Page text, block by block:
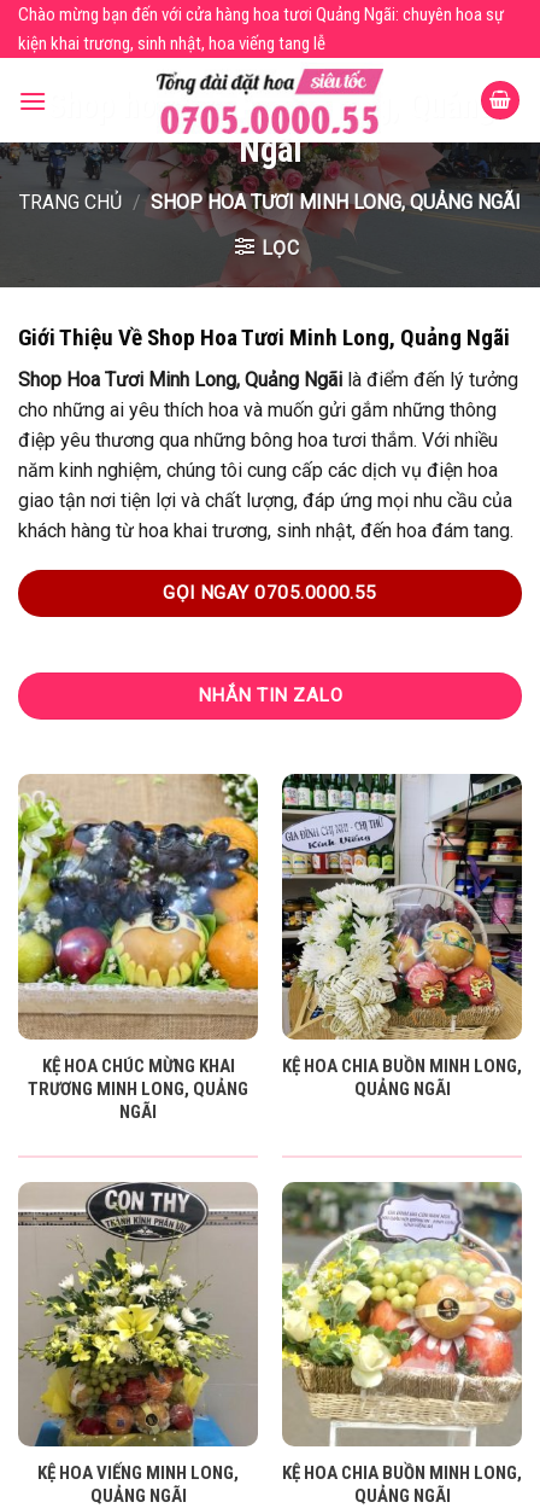
SkipChào mừng bạn đến với cửa hàng hoa tươi Quảng Ngãi: chuyên hoa sự
kiện khai trương, sinh nhật, hoa viếng tang lễ
Shop hoa tươi Minh Long, Quảng
Ngãi
TRANG CHỦ / SHOP HOA TƯƠI MINH LONG, QUẢNG NGÃI
LỌC
Giới Thiệu Về Shop Hoa Tươi Minh Long, Quảng Ngãi
Shop Hoa Tươi Minh Long, Quảng Ngãi là điểm đến lý tưởng
cho những ai yêu thích hoa và muốn gửi gắm những thông
điệp yêu thương qua những bông hoa tươi thắm. Với nhiều
năm kinh nghiệm, chúng tôi cung cấp các dịch vụ điện hoa
giao tận nơi tiện lợi và chất lượng, đáp ứng mọi nhu cầu của
khách hàng từ hoa khai trương, sinh nhật, đến hoa đám tang.
GỌI NGAY 0705.0000.55
NHẮN TIN ZALO
KỆ HOA CHÚC MỪNG KHAI
TRƯƠNG MINH LONG, QUẢNG
NGÃI
KỆ HOA CHIA BUỒN MINH LONG,
QUẢNG NGÃI
KỆ HOA VIẾNG MINH LONG,
QUẢNG NGÃI
KỆ HOA CHIA BUỒN MINH LONG,
QUẢNG NGÃI